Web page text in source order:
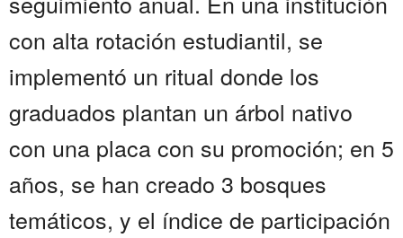
con alta rotación estudiantil, se
implementó un ritual donde los
graduados plantan un árbol nativo
con una placa con su promoción; en 5
años, se han creado 3 bosques
temáticos, y el índice de participación